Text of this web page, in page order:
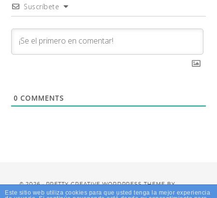
Suscríbete
0 COMMENTS
© 2026 · PRETTY CREATIVE WORDPRESS THEME BY,
PRETTY DARN CUTE DESIGN
Este sitio web utiliza cookies para que usted tenga la mejor experiencia